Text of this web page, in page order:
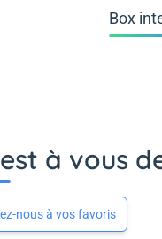
Box
à vous
nous à vos favoris